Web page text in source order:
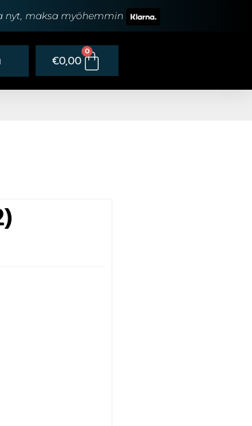
nyt, maksa myöhemmin
€0,00
0